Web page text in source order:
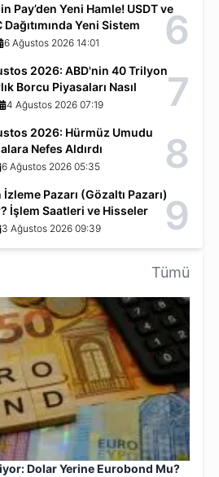
Tümü
Dolar Yerine Eurobond Mu?
Pay’den Yeni Hamle! USDT ve
Dağıtımında Yeni Sistem
6 Ağustos 2026 14:01 6
2026: ABD'nin 40 Trilyon
Borcu Piyasaları Nasıl
4 Ağustos 2026 07:19 7
2026: Hürmüz Umudu
Nefes Aldırdı
6 Ağustos 2026 05:35 8
İzleme Pazarı (Gözaltı Pazarı)
İşlem Saatleri ve Hisseler
3 Ağustos 2026 09:39 9